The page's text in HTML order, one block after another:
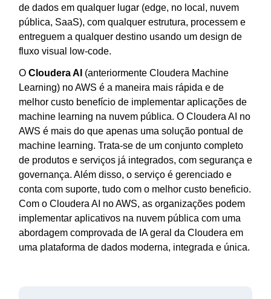
de dados em qualquer lugar (edge, no local, nuvem
pública, SaaS), com qualquer estrutura, processem e
entreguem a qualquer destino usando um design de
fluxo visual low-code.
O Cloudera AI (anteriormente Cloudera Machine
Learning) no AWS é a maneira mais rápida e de
melhor custo benefício de implementar aplicações de
machine learning na nuvem pública. O Cloudera AI no
AWS é mais do que apenas uma solução pontual de
machine learning. Trata-se de um conjunto completo
de produtos e serviços já integrados, com segurança e
governança. Além disso, o serviço é gerenciado e
conta com suporte, tudo com o melhor custo beneficio.
Com o Cloudera AI no AWS, as organizações podem
implementar aplicativos na nuvem pública com uma
abordagem comprovada de IA geral da Cloudera em
uma plataforma de dados moderna, integrada e única.